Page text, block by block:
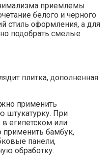
приемлемы
белого и черного
стиль оформления, а для
подобрать смелые
плитка, дополненная
применить
штукатурку. При
египетском или
бамбук,
панели,
обработку.